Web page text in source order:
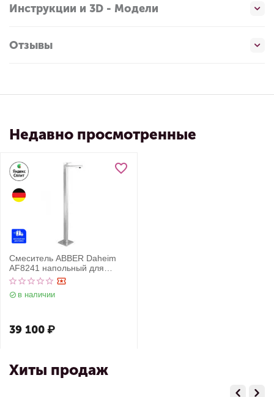
Инструкции и 3D - Модели
Отзывы
Недавно просмотренные
Смеситель ABBER Daheim
AF8241 напольный для
раковины, хром
в наличии
39 100₽
Хиты продаж